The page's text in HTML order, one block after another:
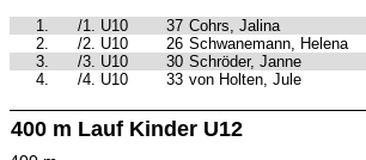
1. /1. U10 37 Cohrs, Jalina
2.
/2. U10 26 Schwanemann, Helena
3.
/3. U10 30 Schröder, Janne
4.
/4. U10 33 von Holten, Jule
400 m Lauf Kinder U12